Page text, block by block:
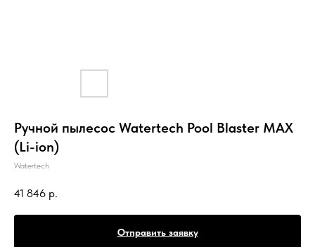
Ручной пылесос Watertech Pool Blaster MAX
(Li-ion)
Watertech
41 846 р.
Отправить заявку